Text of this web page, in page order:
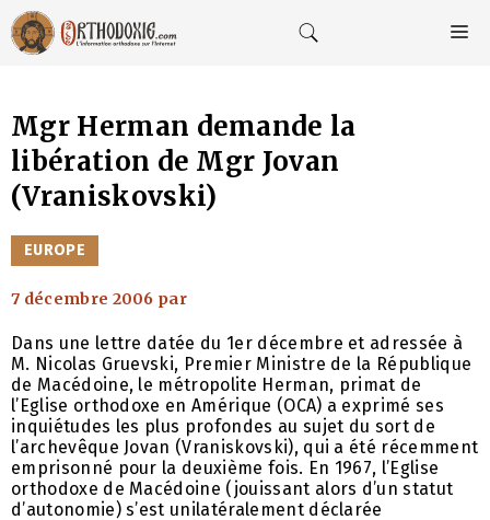
Aller
au
contenu
Mgr Herman demande la
libération de Mgr Jovan
(Vraniskovski)
CATÉGORIES
EUROPE
7 décembre 2006 par
Dans une lettre datée du 1er décembre et adressée à
M. Nicolas Gruevski, Premier Ministre de la République
de Macédoine, le métropolite Herman, primat de
l’Eglise orthodoxe en Amérique (OCA) a exprimé ses
inquiétudes les plus profondes au sujet du sort de
l’archevêque Jovan (Vraniskovski), qui a été récemment
emprisonné pour la deuxième fois. En 1967, l’Eglise
orthodoxe de Macédoine (jouissant alors d’un statut
d’autonomie) s’est unilatéralement déclarée